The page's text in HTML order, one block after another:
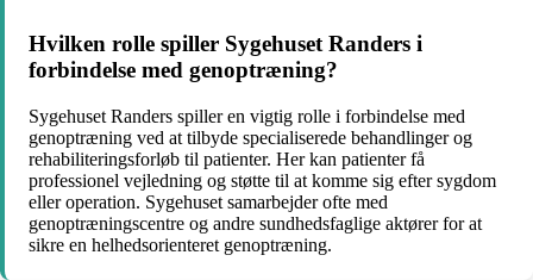
Hvilken rolle spiller Sygehuset Randers i
forbindelse med genoptræning?
Sygehuset Randers spiller en vigtig rolle i forbindelse med
genoptræning ved at tilbyde specialiserede behandlinger og
rehabiliteringsforløb til patienter. Her kan patienter få
professionel vejledning og støtte til at komme sig efter sygdom
eller operation. Sygehuset samarbejder ofte med
genoptræningscentre og andre sundhedsfaglige aktører for at
sikre en helhedsorienteret genoptræning.